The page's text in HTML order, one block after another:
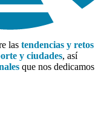
las tendencias y retos
y ciudades, así
que nos dedicamos